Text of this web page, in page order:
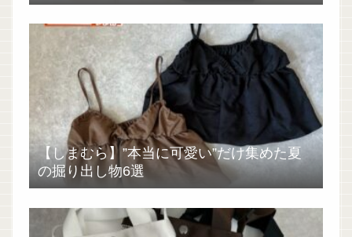
【しまむら】”本当に可愛い”だけ集めた夏
の掘り出し物6選